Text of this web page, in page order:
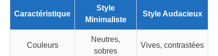
Caractéristique
Style
Minimaliste
Style Audacieux
Couleurs
Neutres,
sobres
Vives, contrastées